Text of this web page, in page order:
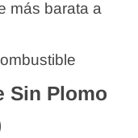
más barata a
Sin Plomo